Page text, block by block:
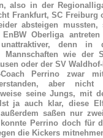
also in der
Frankfurt, SC Freiburg
absteigen
Oberliga antreten
denn in
Mannschaften wie der
oder der SV
Perrino zwar
aber
seine Jungs, mit
Ist ja auch klar, diese
saßen nur
Perrino doch für
die Kickers